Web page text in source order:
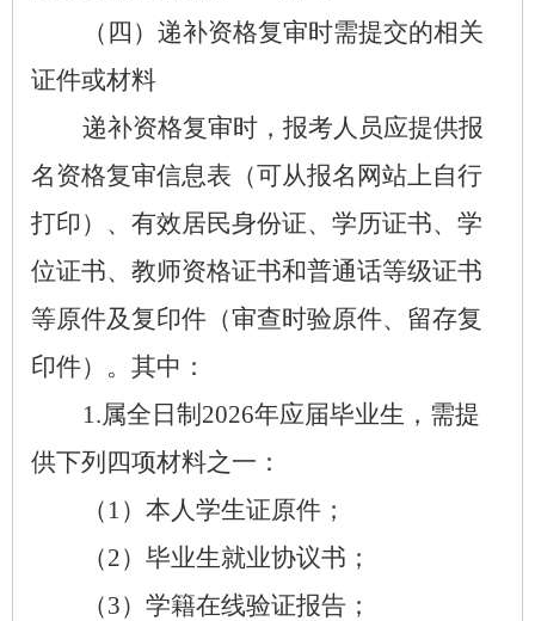
（四） 递补资格复审时需提交的相关
证件或材料
递补资格复审时，报考人员应提供报
名资格复审信息表（可从报名网站上自行
打印）、有效居民身份证、学历证书、学
位证书、教师资格证书和普通话等级证书
等原件及复印件（审查时验原件、留存复
印件）。其中：
1.属全日制 2026年应届毕业生，需提
供下列四项材料之一：
（ 1）本人学生证原件；
（2）毕业生就业协议书；
（3）学籍在线验证报告；